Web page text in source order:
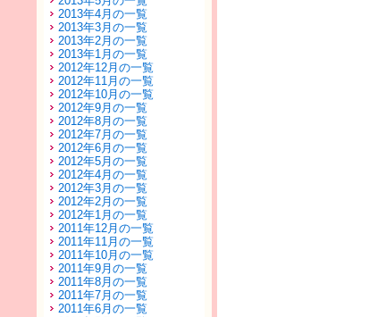
2013年4月の一覧
2013年3月の一覧
2013年2月の一覧
2013年1月の一覧
2012年12月の一覧
2012年11月の一覧
2012年10月の一覧
2012年9月の一覧
2012年8月の一覧
2012年7月の一覧
2012年6月の一覧
2012年5月の一覧
2012年4月の一覧
2012年3月の一覧
2012年2月の一覧
2012年1月の一覧
2011年12月の一覧
2011年11月の一覧
2011年10月の一覧
2011年9月の一覧
2011年8月の一覧
2011年7月の一覧
2011年6月の一覧